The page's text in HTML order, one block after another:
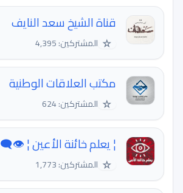
قناة الشيخ سعد النايف
☆ المشتركين: 4,395
مكتب العلاقات الوطنية
☆ المشتركين: 624
¦ يعلم خائنة الأعين ¦ 👁‍🗨
☆ المشتركين: 1,773